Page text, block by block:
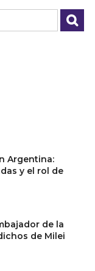
Argentina:
y el rol de
de la
de Milei